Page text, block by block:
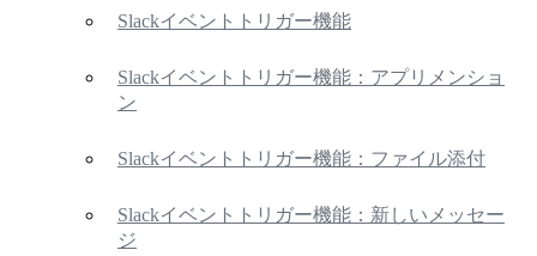
Slackイベントトリガー機能
Slackイベントトリガー機能：アプリメンショ
ン
Slackイベントトリガー機能：ファイル添付
Slackイベントトリガー機能：新しいメッセー
ジ